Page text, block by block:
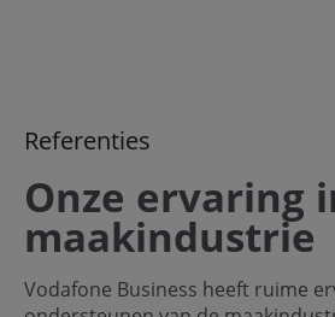
Referenties
Onze ervaring
maakindustrie
Vodafone Business heeft ruime